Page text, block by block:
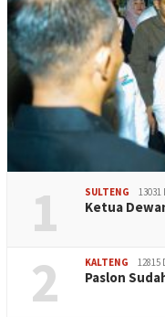
1 SULTENG
Ketua
2 KALTENG
Paslon